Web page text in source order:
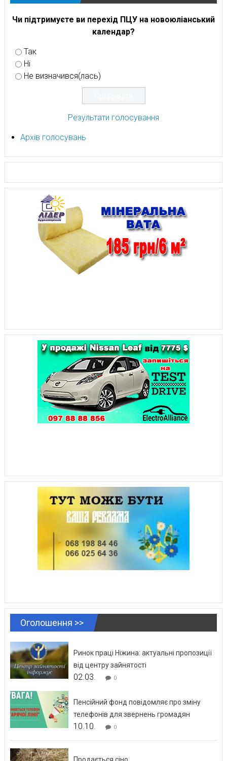
Чи підтримуєте ви перехід ПЦУ на новоюліанський
календар?
Так
Ні
Не визначився(лась)
Результати голосування
Архів голосувань
Оголошення >>
Ринок праці Ніжина: актуальні пропозиції
від центру зайнятості
02.03. 0
Пенсійний фонд повідомляє про зміну
телефонів для звернень громадян
10.10. 0